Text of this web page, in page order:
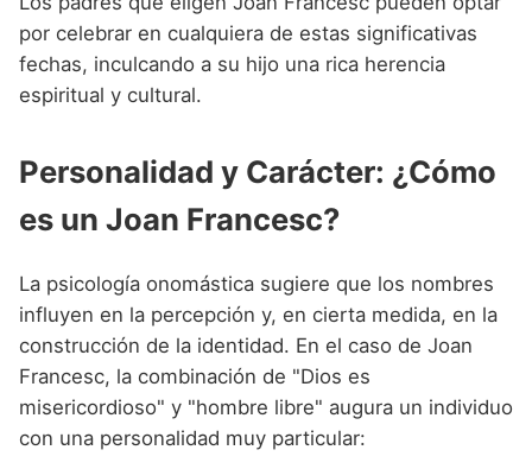
por celebrar en cualquiera de estas significativas
fechas, inculcando a su hijo una rica herencia
espiritual y cultural.
Personalidad y Carácter: ¿Cómo
es un Joan Francesc?
La psicología onomástica sugiere que los nombres
influyen en la percepción y, en cierta medida, en la
construcción de la identidad. En el caso de Joan
Francesc, la combinación de "Dios es
misericordioso" y "hombre libre" augura un individuo
con una personalidad muy particular: